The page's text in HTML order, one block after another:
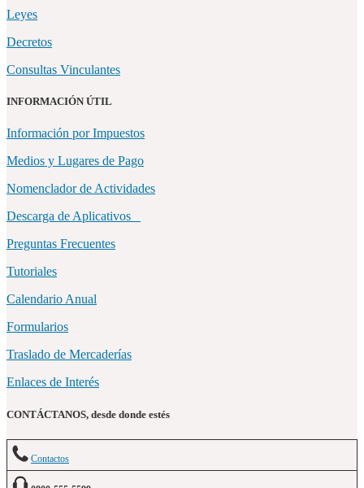
Leyes
Decretos
Consultas Vinculantes
INFORMACIÓN ÚTIL
Información por Impuestos
Medios y Lugares de Pago
Nomenclador de Actividades
Descarga de Aplicativos
Preguntas Frecuentes
Tutoriales
Calendario Anual
Formularios
Traslado de Mercaderías
Enlaces de Interés
CONTÁCTANOS, desde donde estés
Contactos